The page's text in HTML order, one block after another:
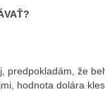
predpokladám, že
hodnota dolára